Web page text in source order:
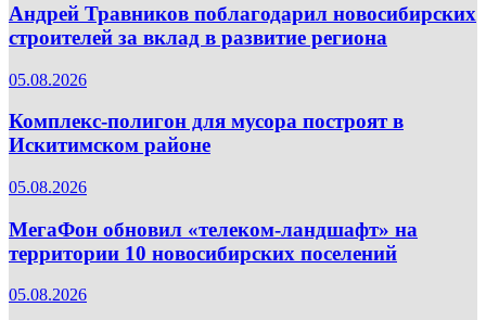
Андрей Травников поблагодарил новосибирских
строителей за вклад в развитие региона
05.08.2026
Комплекс-полигон для мусора построят в
Искитимском районе
05.08.2026
МегаФон обновил «телеком-ландшафт» на
территории 10 новосибирских поселений
05.08.2026